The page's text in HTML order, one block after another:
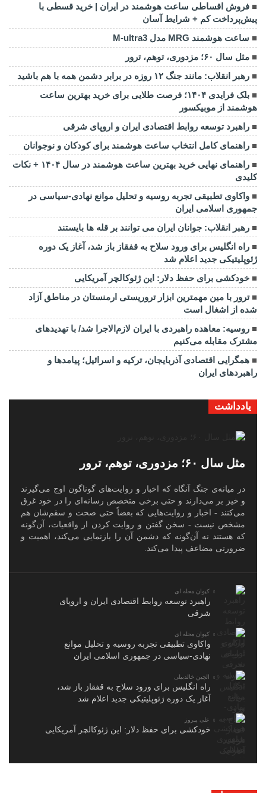
فروش اقساطی ساعت هوشمند در ایران | خرید قسطی با
پیش‌پرداخت کم + شرایط آسان
ساعت هوشمند MRG مدل M-ultra3
مثل سال ۶۰؛ مزدوری، توهم، ترور
رهبر انقلاب: مانند جنگ ۱۲ روزه در برابر دشمن همه با هم باشید
بلک فرایدی ۱۴۰۴؛ فرصت طلایی برای خرید بهترین ساعت
هوشمند از موبیکسور
راهبرد توسعه روابط اقتصادی ایران و اروپای شرقی
راهنمای کامل انتخاب ساعت هوشمند برای کودکان و نوجوانان
راهنمای نهایی خرید بهترین ساعت هوشمند در سال ۱۴۰۴ + نکات
کلیدی
واکاوی تطبیقی تجربه روسیه و تحلیل موانع نهادی-سیاسی در
جمهوری اسلامی ایران
رهبر انقلاب: جوانان ایران می توانند بر قله ها بایستند
راه انگلیس برای ورود سلاح به قفقاز باز شد، آغاز یک دوره
ژئوپلیتیکی جدید اعلام شد
خودکشی برای حفظ دلار: این ژئوکالچر آمریکایی
ترور با مین مهمترین ابزار تروریستی ارمنستان در مناطق آزاد
شده از اشغال است
روسیه: معاهده راهبردی با ایران لازم‌الاجرا شد/ با تهدیدهای
مشترک مقابله می‌کنیم
همگرایی اقتصادی آذربایجان، ترکیه و اسرائیل؛ پیامدها و
راهبردهای ایران
یادداشت
مثل سال ۶۰؛ مزدوری، توهم، ترور
در میانه‌ی جنگ آنگاه که اخبار و روایت‌های گوناگون اوج می‌گیرند
و خیز بر می‌دارند و حتی برخی متخصص رسانه‌ای را در خود غرق
می‌کنند - اخبار و روایت‌هایی که بعضاً حتی صحت و سقم‌شان هم
مشخص نیست - سخن گفتن و روایت کردن از واقعیات، آن‌گونه
که هستند نه آن‌گونه که دشمن آن را بازنمایی می‌کند، اهمیت و
ضرورتی مضاعف پیدا می‌کند.
کیوان محله ای
راهبرد توسعه روابط اقتصادی ایران و اروپای
شرقی
کیوان محله ای
واکاوی تطبیقی تجربه روسیه و تحلیل موانع
نهادی-سیاسی در جمهوری اسلامی ایران
الچین خالدبیلی
راه انگلیس برای ورود سلاح به قفقاز باز شد،
آغاز یک دوره ژئوپلیتیکی جدید اعلام شد
علی پیروز
خودکشی برای حفظ دلار: این ژئوکالچر آمریکایی